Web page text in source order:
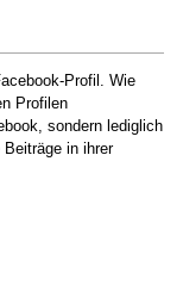
Profil. Wie
Profilen
sondern lediglich
in ihrer